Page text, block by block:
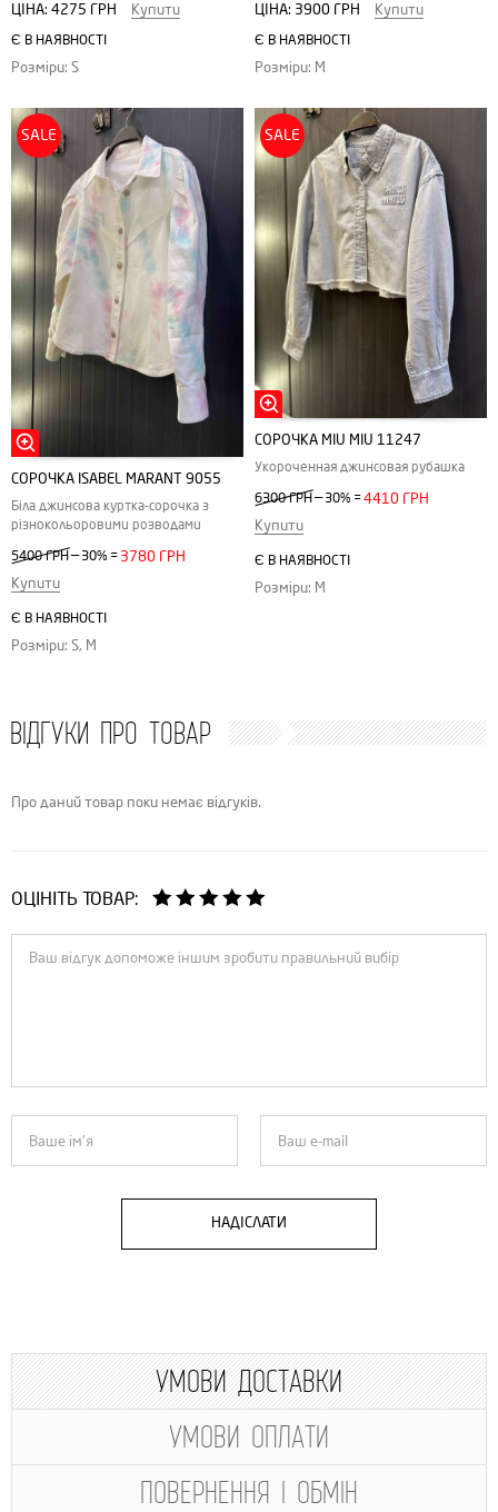
ЦІНА: 4275 ГРН Купити
Є В НАЯВНОСТІ
Розміри: S
ЦІНА: 3900 ГРН Купити
Є В НАЯВНОСТІ
Розміри: M
SALE
СОРОЧКА ISABEL MARANT 9055
Біла джинсова куртка-сорочка з
різнокольоровими розводами
5400 ГРН — 30% = 3780 ГРН
Купити
Є В НАЯВНОСТІ
Розміри: S, M
SALE
СОРОЧКА MIU MIU 11247
Укороченная джинсовая рубашка
6300 ГРН— 30% =4410 ГРН
Купити
Є В НАЯВНОСТІ
Розміри: M
ВІДГУКИ ПРО ТОВАР
Про даний товар поки немає відгуків.
ОЦІНІТЬ ТОВАР:
НАДІСЛАТИ
УМОВИ ДОСТАВКИ
УМОВИ ОПЛАТИ
ПОВЕРНЕННЯ І ОБМІН